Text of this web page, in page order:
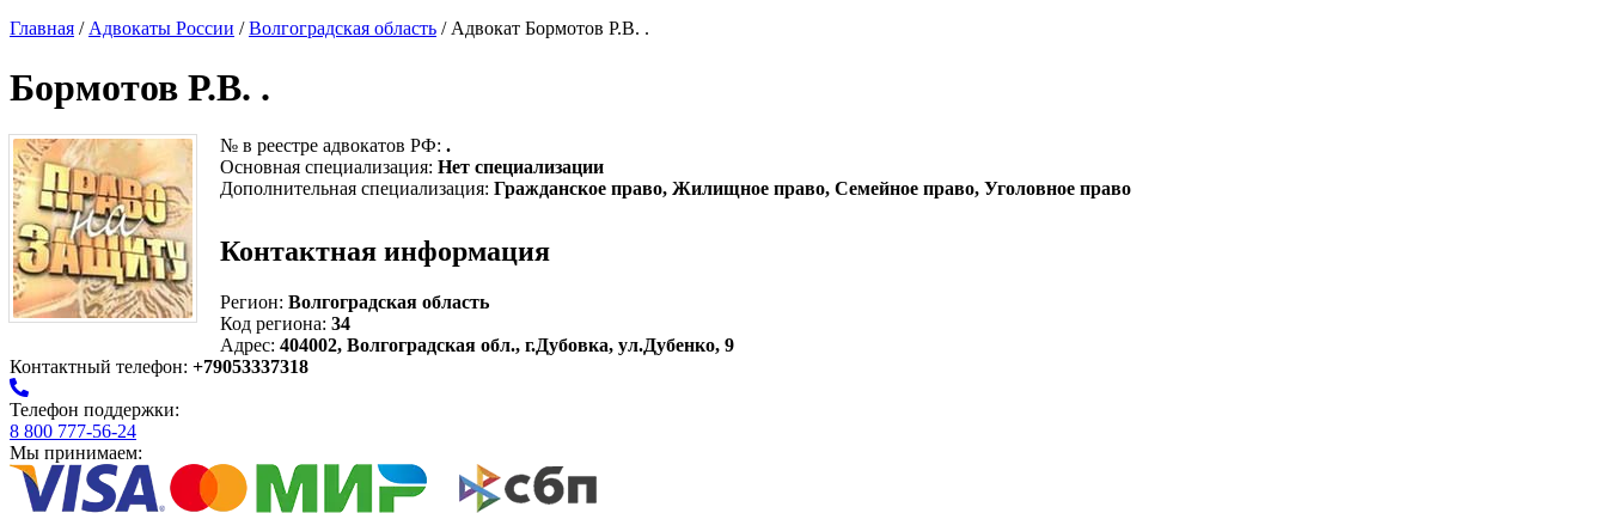
Главная / Адвокаты России /Волгоградская область / Адвокат Бормотов Р.В. .
Бормотов Р.В. .
№ в реестре адвокатов РФ: .
Основная специализация: Нет специализации
Дополнительная специализация: Гражданское право, Жилищное право, Семейное право, Уголовное право
Контактная информация
Регион: Волгоградская область
Код региона: 34
Адрес: 404002, Волгоградская обл., г.Дубовка, ул.Дубенко, 9
Контактный телефон: +79053337318
Телефон поддержки:
8 800 777-56-24
Мы принимаем: